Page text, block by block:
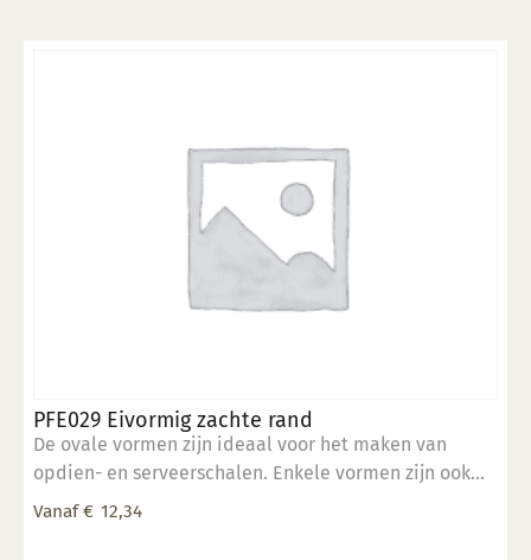
PFE029 Eivormig zachte rand
De ovale vormen zijn ideaal voor het maken van
opdien- en serveerschalen. Enkele vormen zijn ook
stapelbaar. 5" x 7" inch
Vanaf € 12,34